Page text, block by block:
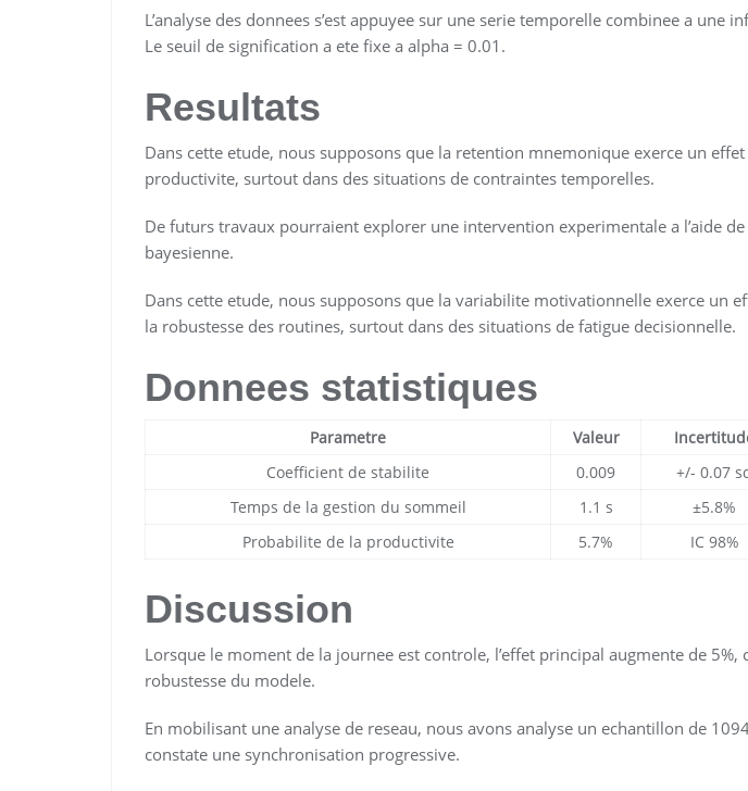
L’analyse des donnees s’est appuyee sur une serie temporelle combinee a une
Le seuil de signification a ete fixe a alpha = 0.01.
Resultats
Dans cette etude, nous supposons que la retention mnemonique exerce un
productivite, surtout dans des situations de contraintes temporelles.
De futurs travaux pourraient explorer une intervention experimentale a l’aide
bayesienne.
Dans cette etude, nous supposons que la variabilite motivationnelle exerce un
la robustesse des routines, surtout dans des situations de fatigue decisionnelle.
Donnees statistiques
Parametre Valeur
Coefficient de stabilite
0.009 +/- 0.07
Temps de la gestion du sommeil
1.1 s ±5.8%
Probabilite de la productivite
5.7% IC 98%
Discussion
Lorsque le moment de la journee est controle, l’effet principal augmente de 5%,
robustesse du modele.
En mobilisant une analyse de reseau, nous avons analyse un echantillon de
constate une synchronisation progressive.